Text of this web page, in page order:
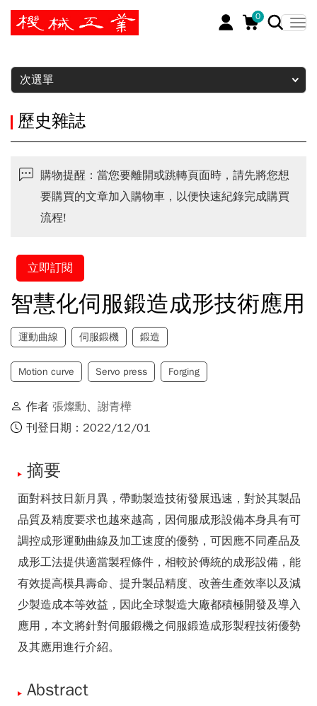
0
暫停
次選單
歷史雜誌
購物提醒：當您要離開或跳轉頁面時，請先將您想
要購買的文章加入購物車，以便快速紀錄完成購買
流程!
立即訂閱
智慧化伺服鍛造成形技術應用
運動曲線 伺服鍛機 鍛造
Motion curve Servo press Forging
作者 張燦勳、 謝青樺
刊登日期：2022/12/01
摘要
面對科技日新月異，帶動製造技術發展迅速，對於其製品
品質及精度要求也越來越高，因伺服成形設備本身具有可
調控成形運動曲線及加工速度的優勢，可因應不同產品及
成形工法提供適當製程條件，相較於傳統的成形設備，能
有效提高模具壽命、提升製品精度、改善生產效率以及減
少製造成本等效益，因此全球製造大廠都積極開發及導入
應用，本文將針對伺服鍛機之伺服鍛造成形製程技術優勢
及其應用進行介紹。
Abstract